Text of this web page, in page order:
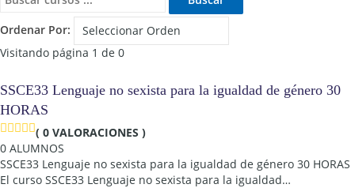
Ordenar Por:
Visitando página 1 de 0
SSCE33 Lenguaje no sexista para la igualdad de género 30
HORAS
( 0 VALORACIONES )
0 ALUMNOS
SSCE33 Lenguaje no sexista para la igualdad de género 30 HORAS
El curso SSCE33 Lenguaje no sexista para la igualdad…